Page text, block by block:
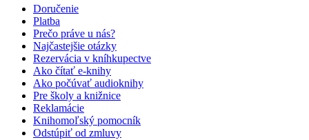
Doručenie
Platba
Prečo práve u nás?
Najčastejšie otázky
Rezervácia v kníhkupectve
Ako čítať e-knihy
Ako počúvať audioknihy
Pre školy a knižnice
Reklamácie
Knihomoľský pomocník
Odstúpiť od zmluvy